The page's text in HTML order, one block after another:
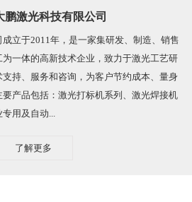
鹏激光科技有限公司
立于2011年，是一家集研发、制造、销售
一体的高新技术企业，致力于激光工艺研
持、服务和咨询，为客户节约成本、量身
产品包括：激光打标机系列、激光焊接机
用及自动...
了解更多